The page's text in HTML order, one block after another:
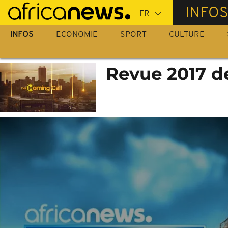
Passer
au
contenu
INFOS
INFOS ECONOMIE SPORT CULTURE
Revue 2017